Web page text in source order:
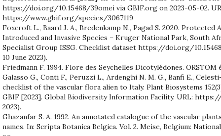
https://doi.org/10.15468/39omei via GBIF.org on 2023-05-02.
https://www.gbif.org/species/3067119
Foxcroft L., Baard J. A., Bredenkamp N., Pagad S. 2020. Protected
Introduced and Invasive Species – Kruger National Park, South
Specialist Group ISSG. Checklist dataset https://doi.org/
10 June 2023).
Friedmann F. 1994. Flore des Seychelles Dicotylédones. ORSTOM
Galasso G., Conti F., Peruzzi L., Ardenghi N. M. G., Banfi E.,
checklist of the vascular flora alien to Italy. Plant Biosystems
GBIF [2023]. Global Biodiversity Information Facility. URL:
2023).
Ghazanfar S. A. 1992. An annotated catalogue of the vascular
names. In: Scripta Botanica Belgica. Vol. 2. Meise, Belgium: